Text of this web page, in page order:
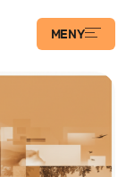
MENY